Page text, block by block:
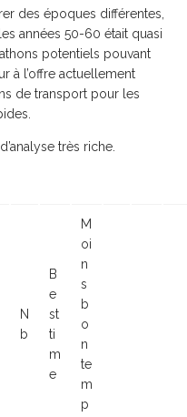
des époques différentes,
années 50-60 était quasi
potentiels pouvant
à l’offre actuellement
de transport pour les
très riche.
N
b
B
e
st
ti
m
e
M
oi
n
s
b
o
n
te
m
p